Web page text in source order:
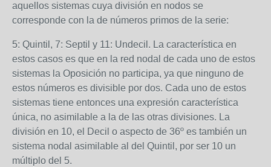
aquellos sistemas cuya división en nodos se
corresponde con la de números primos de la serie:
5: Quintil, 7: Septil y 11: Undecil. La característica en
estos casos es que en la red nodal de cada uno de estos
sistemas la Oposición no participa, ya que ninguno de
estos números es divisible por dos. Cada uno de estos
sistemas tiene entonces una expresión característica
única, no asimilable a la de las otras divisiones. La
división en 10, el Decil o aspecto de 36º es también un
sistema nodal asimilable al del Quintil, por ser 10 un
múltiplo del 5.